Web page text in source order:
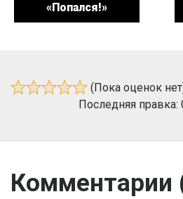
«Попался!»
(Пока оценок
Последняя правка:
Комментарии